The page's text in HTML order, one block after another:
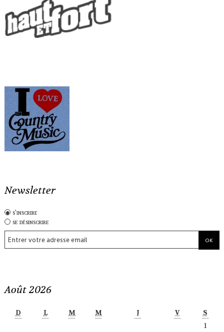
Newsletter
s'inscrire
se désinscrire
Août 2026
D L M M J V
S
1